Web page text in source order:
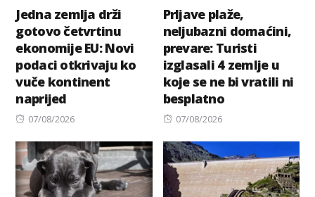
Jedna zemlja drži
gotovo četvrtinu
ekonomije EU: Novi
podaci otkrivaju ko
vuče kontinent
naprijed
Posted
07/08/2026
Prljave plaže,
neljubazni domaćini,
prevare: Turisti
izglasali 4 zemlje u
koje se ne bi vratili ni
besplatno
Posted
07/08/2026